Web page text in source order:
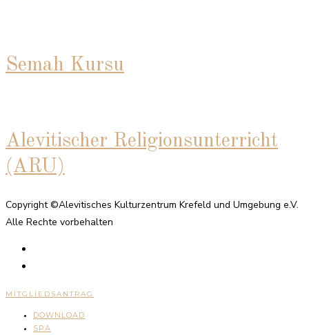
Semah Kursu
Alevitischer Religionsunterricht
(ARU)
Copyright ©Alevitisches Kulturzentrum Krefeld und Umgebung e.V.
Alle Rechte vorbehalten
MITGLIEDSANTRAG
DOWNLOAD
SPA